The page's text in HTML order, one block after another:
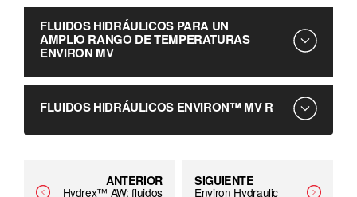
FLUIDOS HIDRÁULICOS PARA UN
AMPLIO RANGO DE TEMPERATURAS
ENVIRON MV
Los fluidos ENVIRON™ MV de Lubricantes Petro-
biodegradables y reciclables (libres de zinc y otros
cenizas, ideales para aplicaciones hidráulicas en zonas
medio-ambientalmente delicadas. Los fluidos
FLUIDOS HIDRÁULICOS ENVIRON™ MV R
Lubricantes Petro-Canada son fluidos hidráulicos (libres
ANTERIOR
Hydrex™ AW: fluidos
SIGUIENTE
Environ Hydraulic